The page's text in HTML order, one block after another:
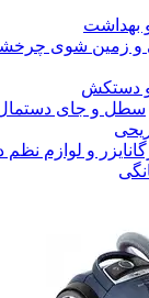
بهداشت
و زمین شوی
دستکش
سطل و جای
و لوازم